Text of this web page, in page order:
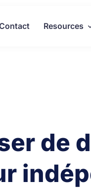
Resources
de